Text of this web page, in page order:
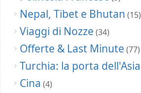
Nepal, Tibet e Bhutan (15)
Viaggi di Nozze (34)
Offerte & Last Minute (77)
Turchia: la porta dell'Asia
Cina (4)